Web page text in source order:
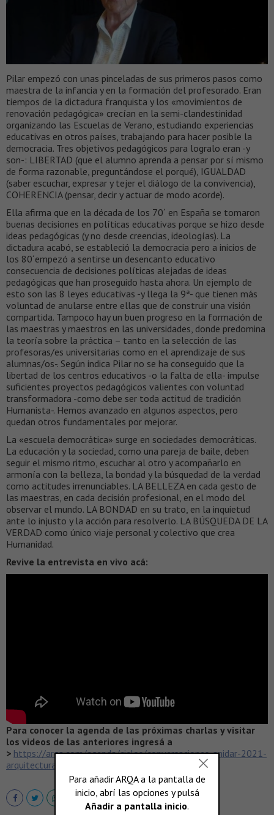
Pilar empezó con unas pinceladas de sus primeros pasos como
maestra de la infancia y en la formación del profesorado. Eran
tiempos de la dictadura franquista y los «movimientos de
renovación pedagógica» crecían en la semi-clandestinidad
organizando las Escuelas de Verano, estudiando experiencias
educativas en otros países, trabajando para hacer posible la
democracia. Tres objetivos pedagógicos para logralo eran -y
son-: LIBERTAD (que el alumno aprenda a pensar por sí mismo
de forma razonable, preguntándose el porqué), IGUALDAD
(saber escuchar, expresar y tejer el diálogo de la convivencia),
COHERENCIA (pensar, decir y actuar de modo acorde).
Ella afirma que en la década de los 70´ en España se tomaron
buenas decisiones en políticas educativas porque se hizo desde
ideas pedagógicas (y no desde creencias, ideologías). La
dictadura acabó, se estableció la democracia pero a inicios de
los 80´empezó a sentirse un desencanto educativo
consecuencia de decisiones políticas alejadas de ideas
pedagógicas que han proseguido hasta ahora. Un ejemplo de
esto son las 8 leyes educativas -y llega la 9ª- que tienen más
voluntad de anularse entre ellas que de construir una visión
compartida. Tampoco hay un buen progreso en la formación de
las maestras y maestros en las universidades, donde predomina
la teoría sobre la práctica – tanto en la selección de las
profesoras/es universitarias como en el aprendizaje de sus
alumnas/os-. Según indica Pilar no se ha conseguido que la
libertad de los centros educativos -o la falta de ella- impulse
suficientes proyectos pedagógicos valientes con voluntad
transformadora -como debe ser toda actitud de tradición
Humanista-. Hemos avanzado en algunos aspectos, pero
quedan otros fundamentales por mejorar.
La «escuela democrática» surge en sociedades democráticas.
La educación y la sociedad, como una pareja de baile, deben
seguir el mismo ritmo, escuchar al otro y acompañarlo en
armonía con la belleza, la bondad y la búsquedad de la verdad
como actitudes irrenunciables. LA BELLEZA en cada gesto de
las maestras, en cada decisión profesional, en el modo del
observar el mundo. LA BONDAD en su trato, en la inquietud
ante lo injusto y la acción para resolverlo. LA BÚSQUEDA DE LA
VERDAD como único viaje personal y colectivo que crea
Humanidad.
Revive la entrevista en vivo acá:
Para conocer la agenda de las próximas charlas y visitar
los videos de las anteriores ingresá a
> https://arqa.com/agenda/ciclos/conversaciones-anidar-2021-
arquitectura-y-ninez.html